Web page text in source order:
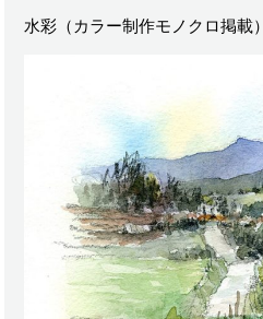
水彩（カラー制作モノクロ掲載）